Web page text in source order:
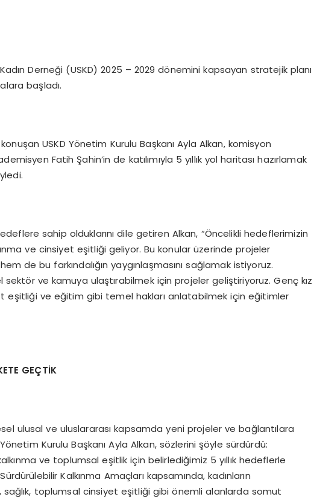
Derneği (USKD) 2025 – 2029 dönemini kapsayan stratejik planı
başladı.
USKD Yönetim Kurulu Başkanı Ayla Alkan, komisyon
Fatih Şahin’in de katılımıyla 5 yıllık yol haritası hazırlamak
sahip olduklarını dile getiren Alkan, “Öncelikli hedeflerimizin
ve cinsiyet eşitliği geliyor. Bu konular üzerinde projeler
de bu farkındalığın yaygınlaşmasını sağlamak istiyoruz.
ve kamuya ulaştırabilmek için projeler geliştiriyoruz. Genç kız
eşitliği ve eğitim gibi temel hakları anlatabilmek için eğitimler
GEÇTİK
ulusal ve uluslararası kapsamda yeni projeler ve bağlantılara
Kurulu Başkanı Ayla Alkan, sözlerini şöyle sürdürdü:
ve toplumsal eşitlik için belirlediğimiz 5 yıllık hedeflerle
Kalkınma Amaçları kapsamında, kadınların
toplumsal cinsiyet eşitliği gibi önemli alanlarda somut